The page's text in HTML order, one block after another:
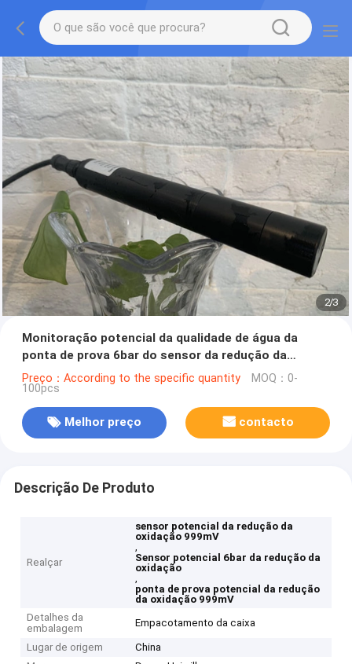
2/3
Monitoração potencial da qualidade de água da
ponta de prova 6bar do sensor da redução da
oxidação 999mV
Preço：According to the specific quantity MOQ：0-
100pcs
Melhor preço contacto
Descrição De Produto
Realçar
sensor potencial da redução da
oxidação 999mV
,
Sensor potencial 6bar da redução da
oxidação
,
ponta de prova potencial da redução
da oxidação 999mV
Detalhes da
embalagem
Empacotamento da caixa
Lugar de origem
China